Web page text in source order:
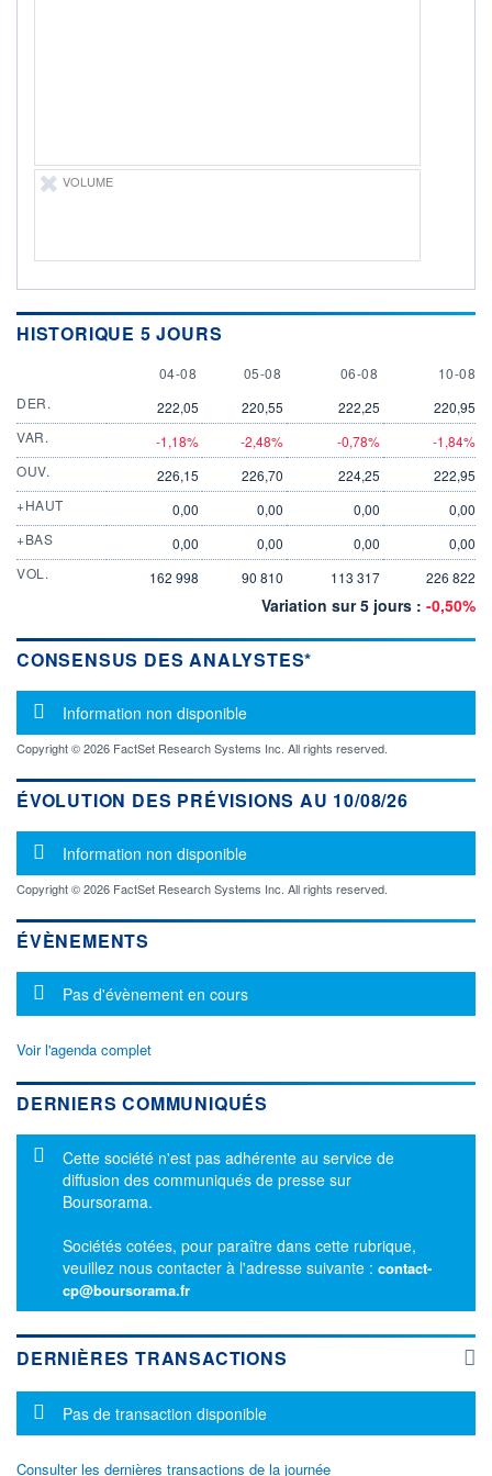
Boursobank
VOLUME
HISTORIQUE 5 JOURS
4 AUGUST
04-08 5 AUGUST
05-08 6 AUGUST
06-08 10
10-08
DER.
222,05 220,55 222,25
220,95
VAR.
-1,18% -2,48% -0,78%
-1,84%
OUV.
226,15 226,70 224,25
222,95
+HAUT
0,00 0,00 0,00
0,00
+BAS
0,00 0,00 0,00
0,00
VOL.
162 998 90 810 113 317 226 822
Variation sur 5 jours : -0,50%
CONSENSUS DES ANALYSTES*
Message d'information
Information non disponible
Copyright © 2026 FactSet Research Systems Inc. All rights reserved.
ÉVOLUTION DES PRÉVISIONS AU 10/08/26
Message d'information
Information non disponible
Copyright © 2026 FactSet Research Systems Inc. All rights reserved.
ÉVÈNEMENTS
Message d'information
Pas d'évènement en cours
Voir l'agenda complet
DERNIERS COMMUNIQUÉS
Message d'information
Cette société n'est pas adhérente au service de
diffusion des communiqués de presse sur
Boursorama.
Sociétés cotées, pour paraître dans cette rubrique,
veuillez nous contacter à l'adresse suivante : contact-
cp@boursorama.fr
DERNIÈRES TRANSACTIONS
Message d'information
Pas de transaction disponible
Consulter les dernières transactions de la journée